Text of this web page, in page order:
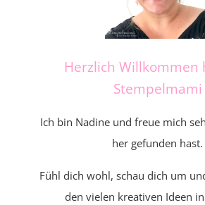
Herzlich Willkommen
Stempelmami
Ich bin Nadine und freue mich
her gefunden hast.
Fühl dich wohl, schau dich um
den vielen kreativen Ideen